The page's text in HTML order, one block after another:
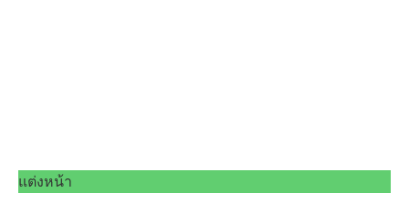
แต่งหน้า